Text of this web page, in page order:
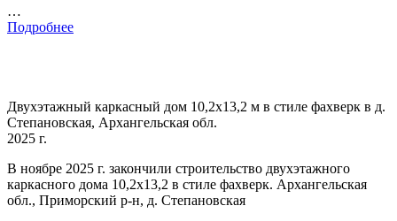
…
Подробнее
Двухэтажный каркасный дом 10,2х13,2 м в стиле фахверк в д.
Степановская, Архангельская обл.
2025 г.
В ноябре 2025 г. закончили строительство двухэтажного
каркасного дома 10,2х13,2 в стиле фахверк. Архангельская
обл., Приморский р-н, д. Степановская